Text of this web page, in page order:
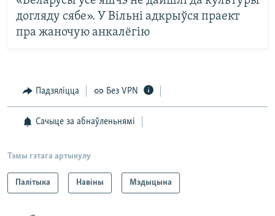
догляду сябе». У Вільні адкрыўся праект
пра жаночую анкалёгію
Падзяліцца Без VPN
Сачыце за абнаўленьнямі
Тэмы гэтага артыкулу
Палітыка Навіны Мэдыцына